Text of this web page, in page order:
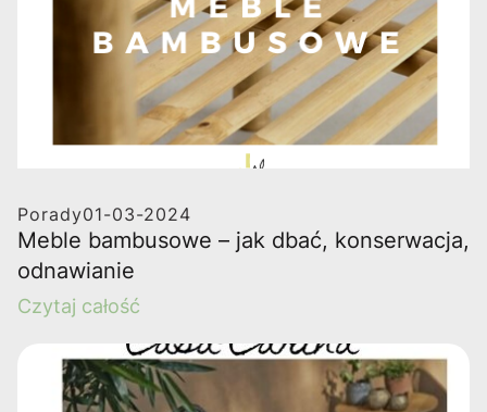
Porady01-03-2024
Meble bambusowe – jak dbać, konserwacja,
odnawianie
Czytaj całość